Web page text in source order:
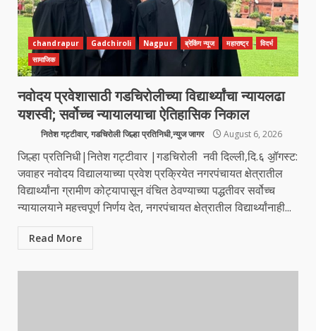
chandrapur Gadchiroli Nagpur ब्रेकिंग न्यूज महाराष्ट्र
विदर्भ
सामाजिक
नवोदय प्रवेशासाठी गडचिरोलीच्या विद्यार्थ्यांचा न्यायलढा
यशस्वी; सर्वोच्च न्यायालयाचा ऐतिहासिक निकाल
नितेश गट्टीवार, गडचिरोली जिल्हा प्रतिनिधी,न्युज जागर August 6, 2026
जिल्हा प्रतिनिधी|नितेश गट्टीवार |गडचिरोली नवी दिल्ली,दि.६ ॶॉगस्ट:
जवाहर नवोदय विद्यालयाच्या प्रवेश प्रक्रियेत नगरपंचायत क्षेत्रातील
विद्यार्थ्यांना ग्रामीण कोट्यापासून वंचित ठेवण्याच्या पद्धतीवर सर्वोच्च
न्यायालयाने महत्त्वपूर्ण निर्णय देत, नगरपंचायत क्षेत्रातील विद्यार्थ्यांनाही...
Read More